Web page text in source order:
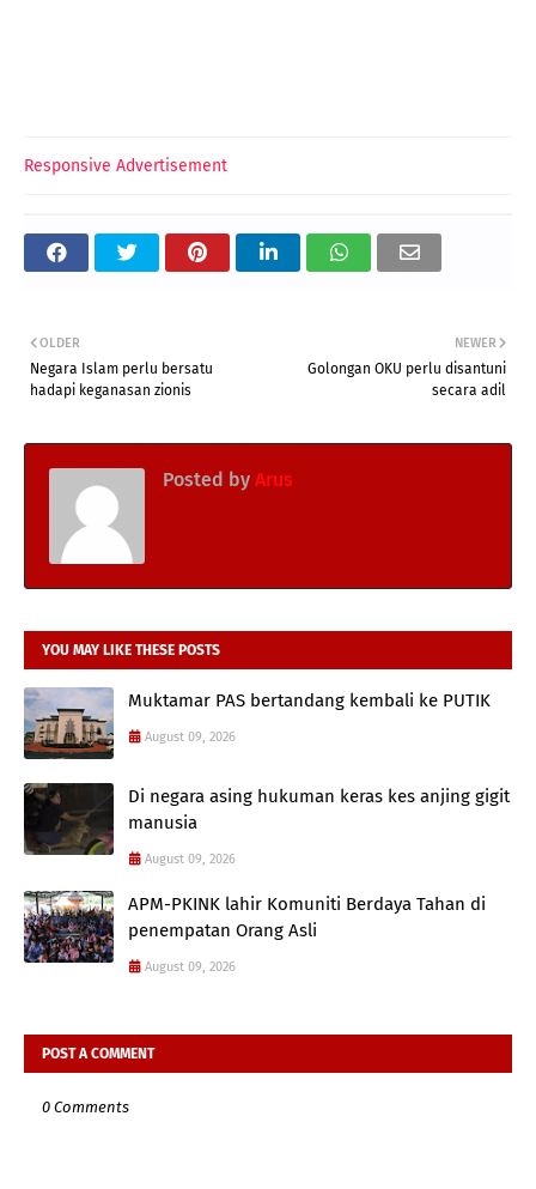
Responsive Advertisement
NEWER
Golongan OKU perlu disantuni
secara adil
OLDER
Negara Islam perlu bersatu
hadapi keganasan zionis
Posted by Arus
YOU MAY LIKE THESE POSTS
Muktamar PAS bertandang kembali ke PUTIK
August 09, 2026
Di negara asing hukuman keras kes anjing gigit
manusia
August 09, 2026
APM-PKINK lahir Komuniti Berdaya Tahan di
penempatan Orang Asli
August 09, 2026
POST A COMMENT
0 Comments